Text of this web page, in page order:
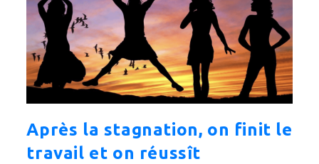
Après la stagnation, on finit le
travail et on réussît